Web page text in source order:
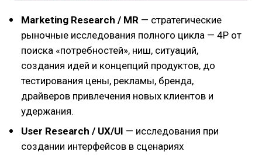
Marketing Research / MR — стратегические
рыночные исследования полного цикла — 4P от
поиска «потребностей», ниш, ситуаций,
создания идей и концепций продуктов, до
тестирования цены, peкламы, бренда,
драйверов привлечения новых клиентов и
удержания.
User Research / UX/UI — исследования при
создании интерфейсов в сценариях